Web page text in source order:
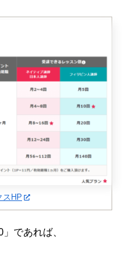
スHP
であれば、